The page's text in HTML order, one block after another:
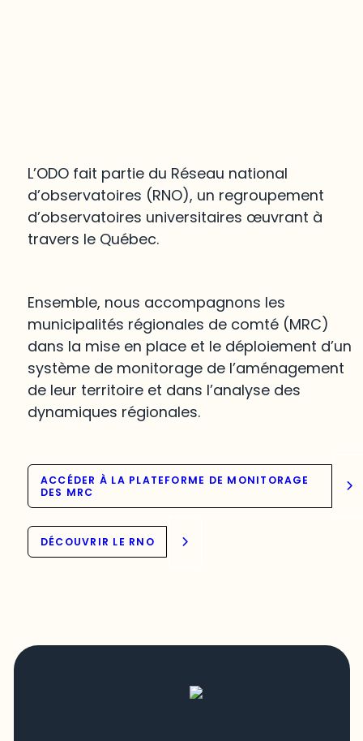
L’ODO fait partie du Réseau national
d’observatoires (RNO), un regroupement
d’observatoires universitaires œuvrant à
travers le Québec.
Ensemble, nous accompagnons les
municipalités régionales de comté (MRC)
dans la mise en place et le déploiement d’un
système de monitorage de l’aménagement
de leur territoire et dans l’analyse des
dynamiques régionales.
ACCÉDER À LA PLATEFORME DE MONITORAGE
DES MRC
DÉCOUVRIR LE RNO